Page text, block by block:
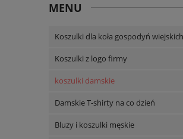
MENU
Koszulki dla koła gospodyń wiejskich
Koszulki z logo firmy
koszulki damskie
Damskie T-shirty na co dzień
Bluzy i koszulki męskie